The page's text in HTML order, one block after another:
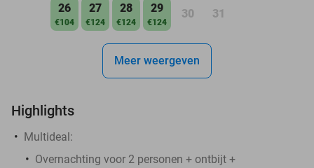
26
€104
27
€124
28
€124
29
€124
30 31
Meer weergeven
Highlights
Multideal:
Overnachting voor 2 personen + ontbijt +